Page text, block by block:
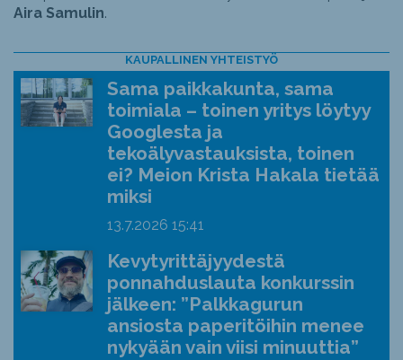
Aira Samulin.
KAUPALLINEN YHTEISTYÖ
Sama paikkakunta, sama
toimiala – toinen yritys löytyy
Googlesta ja
tekoälyvastauksista, toinen
ei? Meion Krista Hakala tietää
miksi
13.7.2026 15:41
Kevytyrittäjyydestä
ponnahduslauta konkurssin
jälkeen: ”Palkkagurun
ansiosta paperitöihin menee
nykyään vain viisi minuuttia”